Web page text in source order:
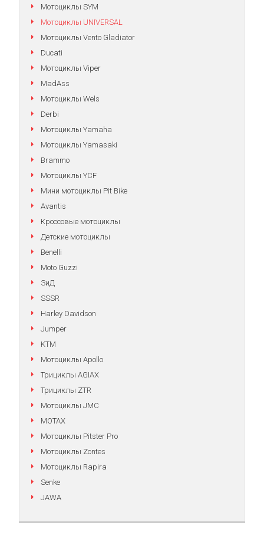
Мотоциклы SYM
Мотоциклы UNIVERSAL
Мотоциклы Vento Gladiator
Ducati
Мотоциклы Viper
MadAss
Мотоциклы Wels
Derbi
Мотоциклы Yamaha
Мотоциклы Yamasaki
Brammo
Мотоциклы YCF
Мини мотоциклы Pit Bike
Avantis
Кроссовые мотоциклы
Детские мотоциклы
Benelli
Moto Guzzi
ЗиД
SSSR
Harley Davidson
Jumper
KTM
Мотоциклы Apollo
Трициклы AGIAX
Трициклы ZTR
Мотоциклы JMC
MOTAX
Мотоциклы Pitster Pro
Мотоциклы Zontes
Мотоциклы Rapira
Senke
JAWA